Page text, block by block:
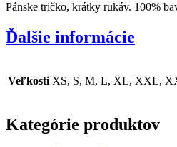
Pánske tričko, krátky rukáv. 100%
Ďalšie informácie
Veľkosti XS, S, M, L, XL, XXL,
Kategórie produktov